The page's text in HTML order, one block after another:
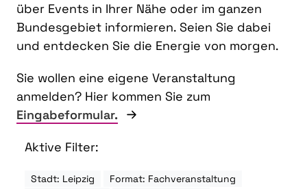
über Events in Ihrer Nähe oder im ganzen
Bundesgebiet informieren. Seien Sie dabei
und entdecken Sie die Energie von morgen.
Sie wollen eine eigene Veranstaltung
anmelden? Hier kommen Sie zum
Eingabeformular.
Aktive Filter:
Stadt: Leipzig
Format: Fachveranstaltung